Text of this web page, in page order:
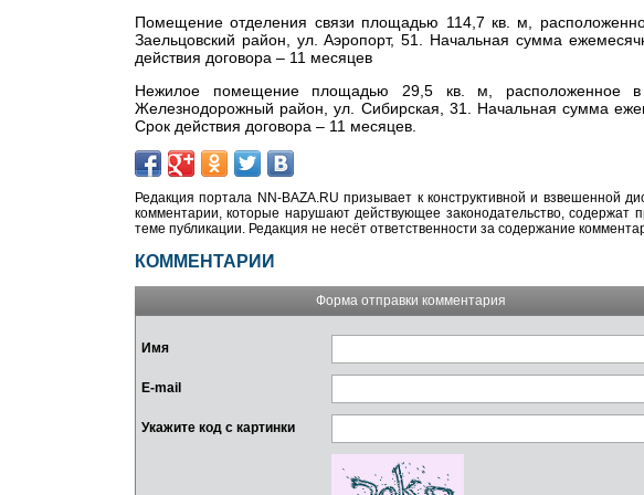
Помещение отделения связи площадью 114,7 кв. м,
Заельцовский район, ул. Аэропорт, 51. Начальная сумма
действия договора – 11 месяцев
Нежилое помещение площадью 29,5 кв. м, расположенное
Железнодорожный район, ул. Сибирская, 31. Начальная сумма
Срок действия договора – 11 месяцев.
Редакция портала NN-BAZA.RU призывает к конструктивной и взвешенной
комментарии, которые нарушают действующее законодательство, содержат
теме публикации. Редакция не несёт ответственности за содержание
КОММЕНТАРИИ
Форма отправки комментария
Имя
E-mail
Укажите код с картинки